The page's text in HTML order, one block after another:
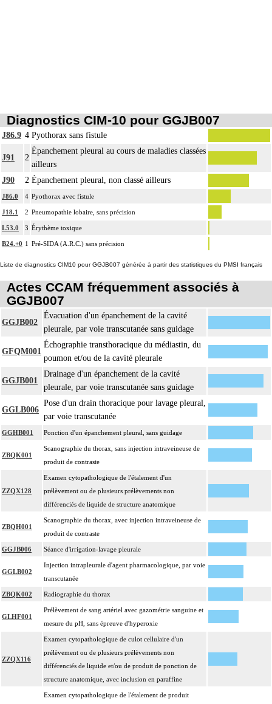
Diagnostics CIM-10 pour GGJB007
J86.9 4 Pyothorax sans fistule
J91 2
Épanchement pleural au cours de maladies classées
ailleurs
J90
2 Épanchement pleural, non classé ailleurs
J86.0 4 Pyothorax avec fistule
J18.1 2 Pneumopathie lobaire, sans précision
L53.0 3 Érythème toxique
B24.+0 1 Pré-SIDA (A.R.C.) sans précision
Liste de diagnostics CIM10 pour GGJB007 générée à partir des statistiques du PMSI français
Actes CCAM fréquemment associés à
GGJB007
GGJB002
Évacuation d'un épanchement de la cavité
pleurale, par voie transcutanée sans guidage
GFQM001
Échographie transthoracique du médiastin, du
poumon et/ou de la cavité pleurale
GGJB001
Drainage d'un épanchement de la cavité
pleurale, par voie transcutanée sans guidage
GGLB006
Pose d'un drain thoracique pour lavage pleural,
par voie transcutanée
GGHB001 Ponction d'un épanchement pleural, sans guidage
ZBQK001
Scanographie du thorax, sans injection intraveineuse de
produit de contraste
ZZQX128
Examen cytopathologique de l'étalement d'un
prélèvement ou de plusieurs prélèvements non
différenciés de liquide de structure anatomique
ZBQH001
Scanographie du thorax, avec injection intraveineuse de
produit de contraste
GGJB006 Séance d'irrigation-lavage pleurale
GGLB002
Injection intrapleurale d'agent pharmacologique, par voie
transcutanée
ZBQK002 Radiographie du thorax
GLHF001
Prélèvement de sang artériel avec gazométrie sanguine et
mesure du pH, sans épreuve d'hyperoxie
ZZQX116
Examen cytopathologique de culot cellulaire d'un
prélèvement ou de plusieurs prélèvements non
différenciés de liquide et/ou de produit de ponction de
structure anatomique, avec inclusion en paraffine
Examen cytopathologique de l'étalement de produit